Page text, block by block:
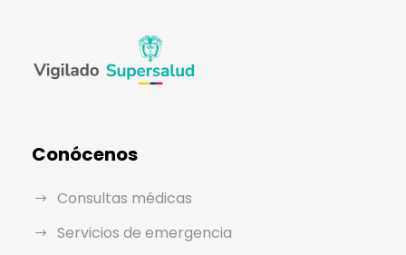
Conócenos
Consultas médicas
Servicios de emergencia